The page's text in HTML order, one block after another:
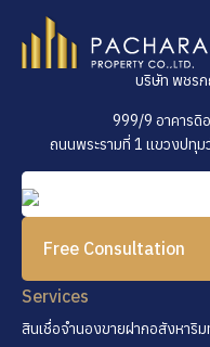
บริษัท พชร
999/9 อาคารดิ
ถนนพระรามที่ 1 แขวงปทุ
Free Consultation
Services
สินเชื่อจำนองขายฝากอสังหาริ